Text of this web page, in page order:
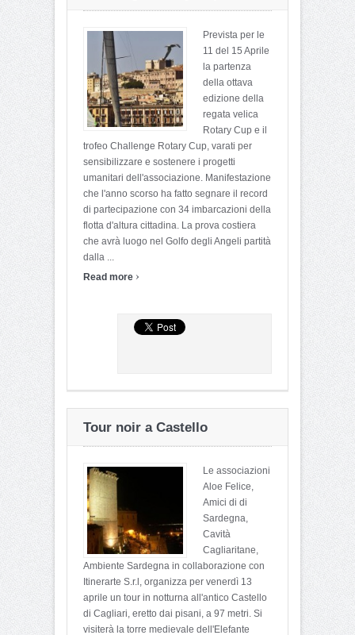
Prevista per le
11 del 15 Aprile
la partenza
della ottava
edizione della
regata velica
Rotary Cup e il
trofeo Challenge Rotary Cup, varati per
sensibilizzare e sostenere i progetti
umanitari dell'associazione. Manifestazione
che l'anno scorso ha fatto segnare il record
di partecipazione con 34 imbarcazioni della
flotta d'altura cittadina. La prova costiera
che avrà luogo nel Golfo degli Angeli partità
dalla ...
Read more ›
Tour noir a Castello
Le associazioni
Aloe Felice,
Amici di di
Sardegna,
Cavità
Cagliaritane,
Ambiente Sardegna in collaborazione con
Itinerarte S.r.l, organizza per venerdì 13
aprile un tour in notturna all'antico Castello
di Cagliari, eretto dai pisani, a 97 metri. Si
visiterà la torre medievale dell'Elefante